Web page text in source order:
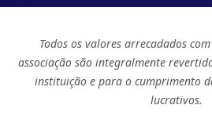
Todos os valores arrecadados
associação são integralmente
instituição e para o cumprimento
lucrativos.